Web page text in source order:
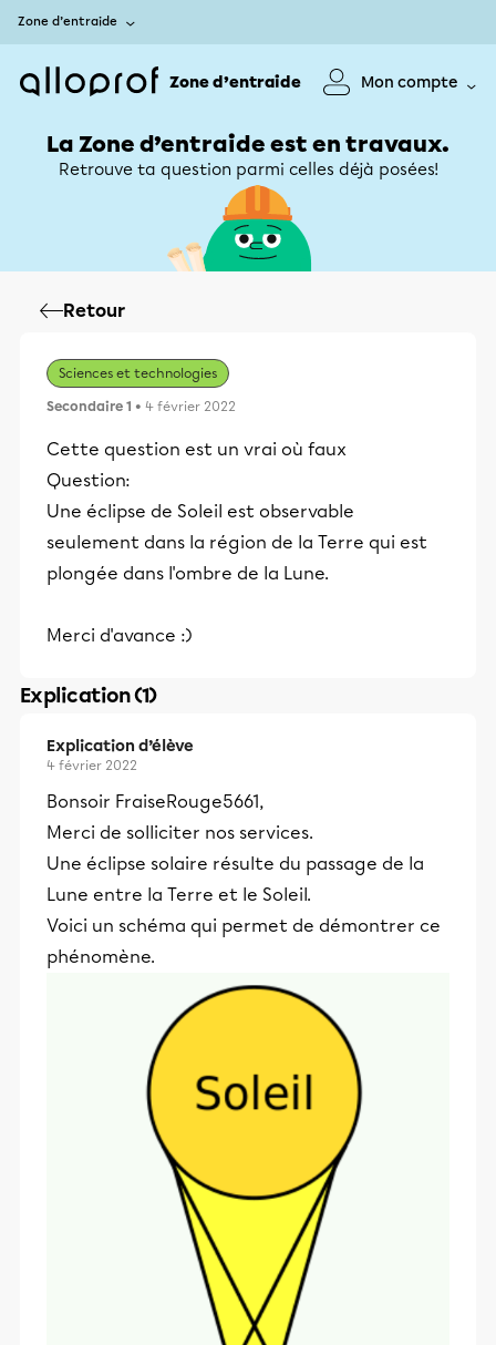
Zone d’entraide
Zone d’entraide Mon compte
La Zone d’entraide est en travaux.
Retrouve ta question parmi celles déjà posées!
Retour
Sciences et technologies
Secondaire 1 • 4 février 2022
Cette question est un vrai où faux
Question:
Une éclipse de Soleil est observable
seulement dans la région de la Terre qui est
plongée dans l'ombre de la Lune.
Merci d'avance :)
Explication (1)
Explication d’élève
4 février 2022
Bonsoir FraiseRouge5661,
Merci de solliciter nos services.
Une éclipse solaire résulte du passage de la
Lune entre la Terre et le Soleil.
Voici un schéma qui permet de démontrer ce
phénomène.